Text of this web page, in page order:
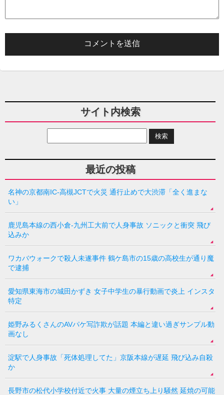
サイト内検索
最近の投稿
名神の京都南IC-高槻JCTで火災 通行止めで大渋滞「全く進まな
い」
鹿児島本線の西小倉-九州工大前で人身事故 ソニックと衝突 飛び
込みか
ワカバウォークで殺人未遂事件 鶴ケ島市の15歳の高校生が通り魔
で逮捕
愛知県東海市の城田かずき 女子中学生の暴行動画で炎上 インスタ
特定
姫野みるくさんのAVパケ写詐欺が話題 本編と違い過ぎサンプル動
画なし
淀駅で人身事故「死体処理してた」京阪本線が遅延 飛び込み自殺
か
長野市の松代小学校付近で火事 大量の煙立ち上り騒然 延焼の可能